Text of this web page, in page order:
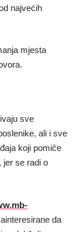
najvećih
mjesta
sve
ali i sve
koji pomiče
jer se radi o
da